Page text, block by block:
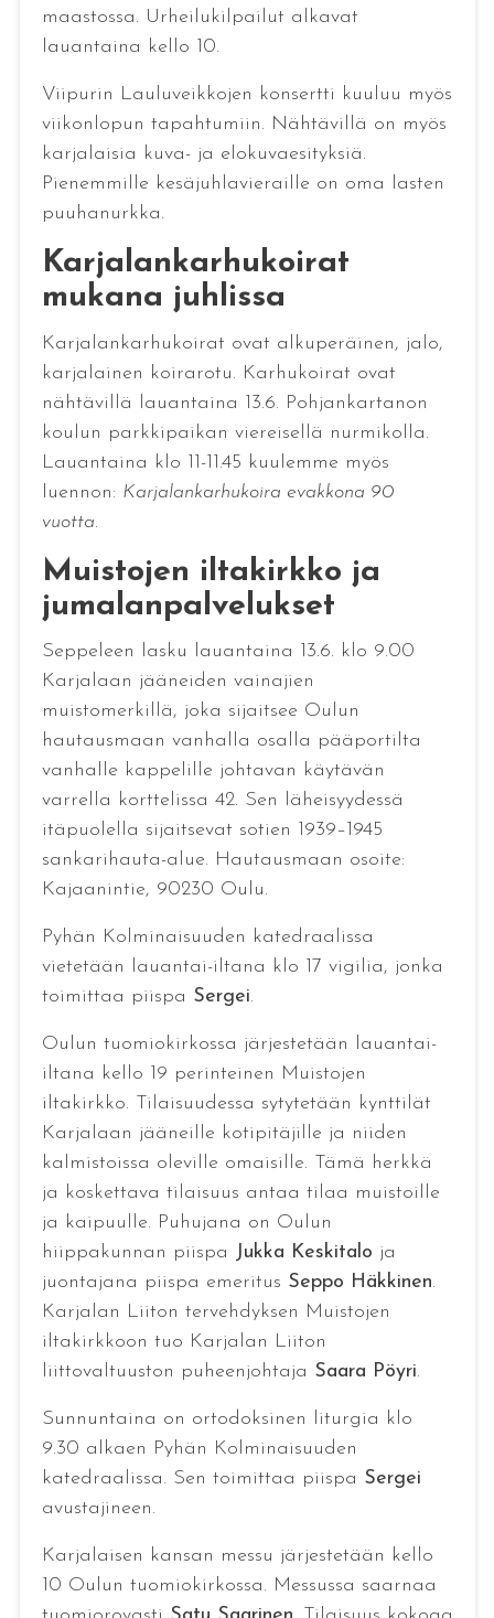
maastossa. Urheilukilpailut alkavat
lauantaina kello 10.
Viipurin Lauluveikkojen konsertti kuuluu myös
viikonlopun tapahtumiin. Nähtävillä on myös
karjalaisia kuva- ja elokuvaesityksiä.
Pienemmille kesäjuhlavieraille on oma lasten
puuhanurkka.
Karjalankarhukoirat
mukana juhlissa
Karjalankarhukoirat ovat alkuperäinen, jalo,
karjalainen koirarotu. Karhukoirat ovat
nähtävillä lauantaina 13.6. Pohjankartanon
koulun parkkipaikan viereisellä nurmikolla.
Lauantaina klo 11-11.45 kuulemme myös
luennon: Karjalankarhukoira evakkona 90
vuotta.
Muistojen iltakirkko ja
jumalanpalvelukset
Seppeleen lasku lauantaina 13.6. klo 9.00
Karjalaan jääneiden vainajien
muistomerkillä, joka sijaitsee Oulun
hautausmaan vanhalla osalla pääportilta
vanhalle kappelille johtavan käytävän
varrella korttelissa 42. Sen läheisyydessä
itäpuolella sijaitsevat sotien 1939–1945
sankarihauta-alue. Hautausmaan osoite:
Kajaanintie, 90230 Oulu.
Pyhän Kolminaisuuden katedraalissa
vietetään lauantai-iltana klo 17 vigilia, jonka
toimittaa piispa Sergei.
Oulun tuomiokirkossa järjestetään lauantai-
iltana kello 19 perinteinen Muistojen
iltakirkko. Tilaisuudessa sytytetään kynttilät
Karjalaan jääneille kotipitäjille ja niiden
kalmistoissa oleville omaisille. Tämä herkkä
ja koskettava tilaisuus antaa tilaa muistoille
ja kaipuulle. Puhujana on Oulun
hiippakunnan piispa Jukka Keskitalo ja
juontajana piispa emeritus Seppo Häkkinen.
Karjalan Liiton tervehdyksen Muistojen
iltakirkkoon tuo Karjalan Liiton
liittovaltuuston puheenjohtaja Saara Pöyri.
Sunnuntaina on ortodoksinen liturgia klo
9.30 alkaen Pyhän Kolminaisuuden
katedraalissa. Sen toimittaa piispa Sergei
avustajineen.
Karjalaisen kansan messu järjestetään kello
10 Oulun tuomiokirkossa. Messussa saarnaa